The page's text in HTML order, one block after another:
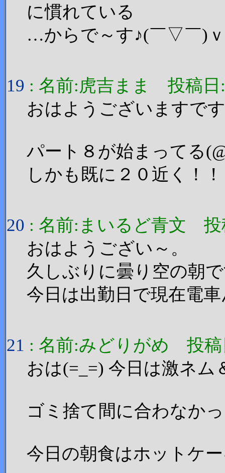
に慣れている
…からで～す♪(￣▽￣)ｖ
19 : 名前:虎吉まま 投稿日
おはようございますで
パート８が始まってる
しかも既に２０近く！！
20 : 名前:まいるど青文 投
おはようござい～。
久しぶりに曇り空の朝
今日は出勤日で現在電
21 : 名前:みどりがめ 投稿
おは(=_=) 今日は激ネム
ゴミ捨て間に合わなか
今日の朝食はホットケ